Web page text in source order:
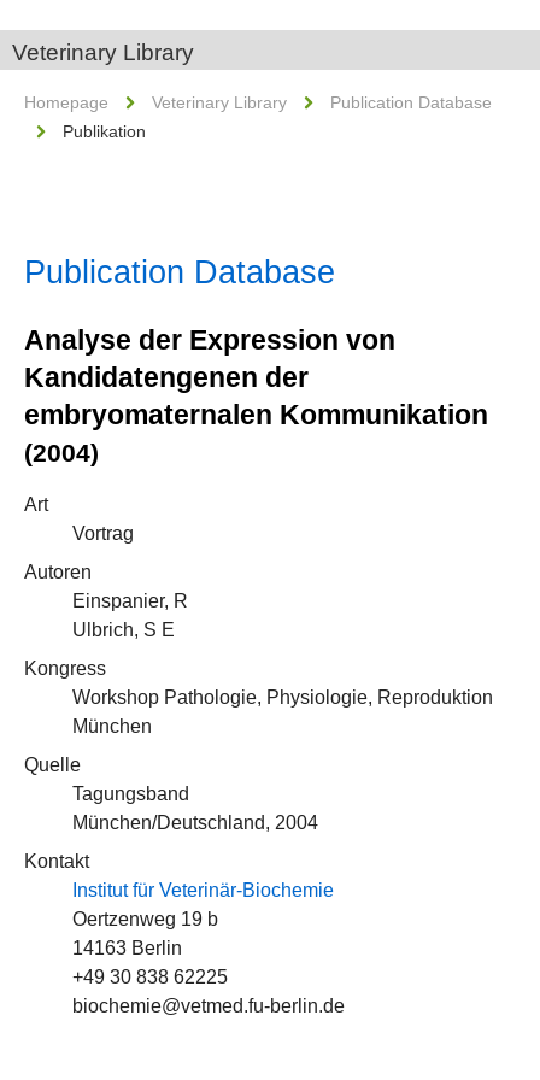
Veterinary Library
Homepage Veterinary Library
Publication Database
Publikation
Publication Database
Analyse der Expression von
Kandidatengenen der
embryomaternalen Kommunikation
(2004)
Art
Vortrag
Autoren
Einspanier, R
Ulbrich, S E
Kongress
Workshop Pathologie, Physiologie, Reproduktion
München
Quelle
Tagungsband
München/Deutschland, 2004
Kontakt
Institut für Veterinär-Biochemie
Oertzenweg 19 b
14163 Berlin
+49 30 838 62225
biochemie@vetmed.fu-berlin.de